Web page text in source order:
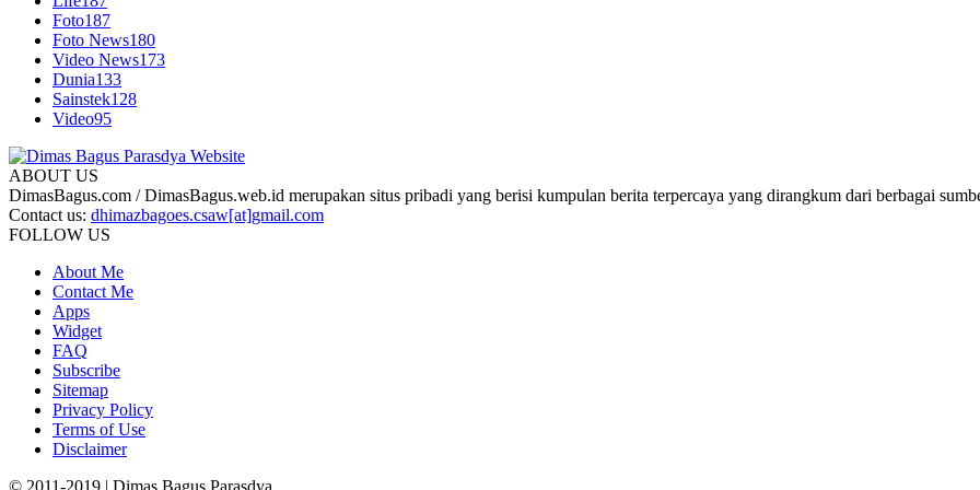
Foto187
Foto News180
Video News173
Dunia133
Sainstek128
Video95
ABOUT US
DimasBagus.com / DimasBagus.web.id merupakan situs pribadi yang berisi kumpulan berita terpercaya yang dirangkum dari berbagai
Contact us: dhimazbagoes.csaw[at]gmail.com
FOLLOW US
About Me
Contact Me
Apps
Widget
FAQ
Subscribe
Sitemap
Privacy Policy
Terms of Use
Disclaimer